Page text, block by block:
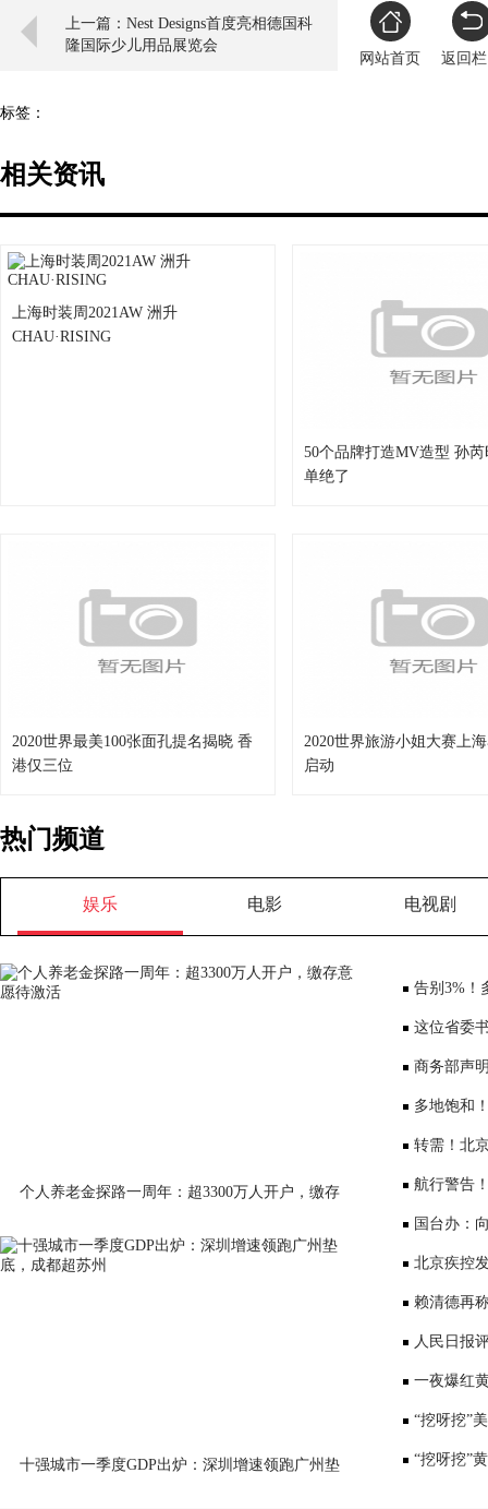
上一篇：Nest Designs首度亮相德国科
隆国际少儿用品展览会
网站首页
返回
标签：
相关资讯
上海时装周2021AW 洲升
CHAU·RISING
50个品牌打造MV造型 孙
单绝了
2020世界最美100张面孔提名揭晓 香
港仅三位
2020世界旅游小姐大赛上
启动
热门频道
娱乐 电影 电视剧
个人养老金探路一周年：超3300万人开户，缴存
十强城市一季度GDP出炉：深圳增速领跑广州垫
告别3%！
将少3000元
这位省委
部、10位女
商务部声
大会”
多地饱和
序竞争仍是
转需！北
公布
航行警告
国台办：
表达深切哀
北京疾控
景要戴口罩
赖清德再
国台办回应
人民日报
一夜爆红
师：或涉嫌
“挖呀挖”
“挖呀挖”